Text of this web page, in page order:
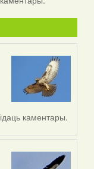
каментары.